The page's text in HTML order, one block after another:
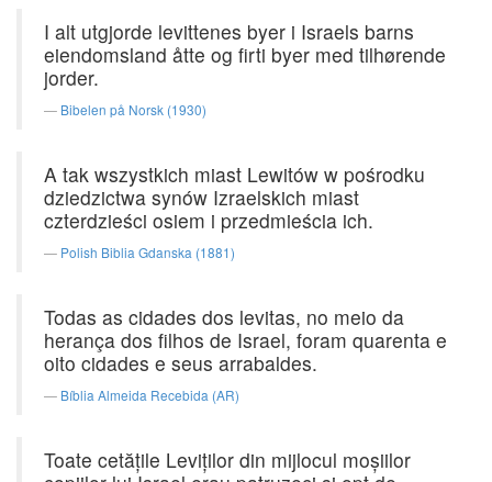
I alt utgjorde levittenes byer i Israels barns
eiendomsland åtte og firti byer med tilhørende
jorder.
Bibelen på Norsk (1930)
A tak wszystkich miast Lewitów w pośrodku
dziedzictwa synów Izraelskich miast
czterdzieści osiem i przedmieścia ich.
Polish Biblia Gdanska (1881)
Todas as cidades dos levitas, no meio da
herança dos filhos de Israel, foram quarenta e
oito cidades e seus arrabaldes.
Bíblia Almeida Recebida (AR)
Toate cetăţile Leviţilor din mijlocul moşiilor